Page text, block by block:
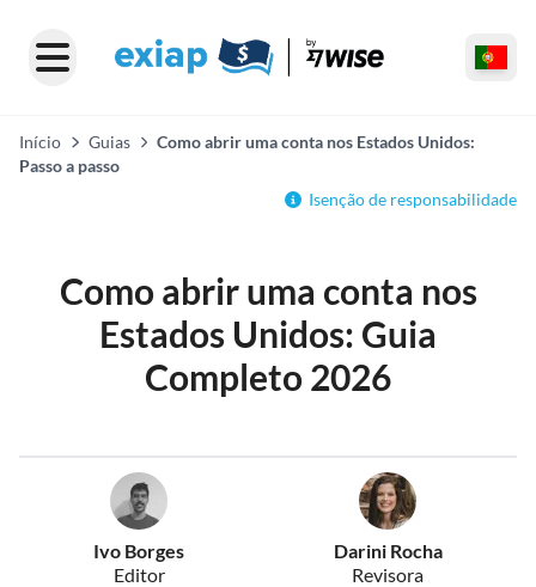
Início Guias
Como abrir uma conta nos Estados Unidos:
Passo a passo
Isenção de responsabilidade
Como abrir uma conta nos
Estados Unidos: Guia
Completo 2026
Ivo Borges
Editor
Darini Rocha
Revisora